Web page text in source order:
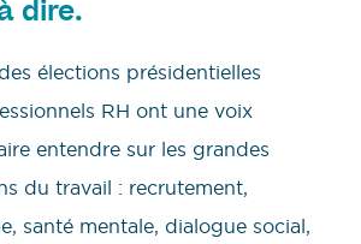
dire.
élections présidentielles
RH ont une voix
entendre sur les grandes
du travail : recrutement,
santé mentale, dialogue social,